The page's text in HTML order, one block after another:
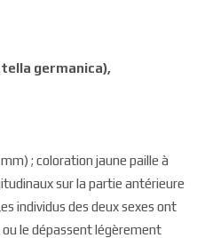
germanica),
; coloration jaune paille à
sur la partie antérieure
individus des deux sexes ont
ou le dépassent légèrement